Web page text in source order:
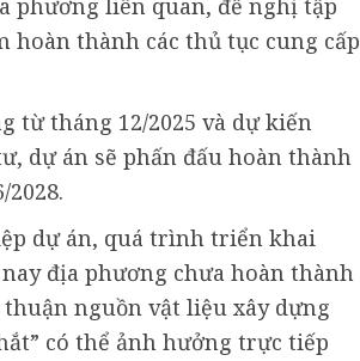
phương liên quan, đề nghị tập
thành các thủ tục cung cấp
từ tháng 12/2025 và dự kiến
dự án sẽ phấn đấu hoàn thành
dự án, quá trình triển khai
địa phương chưa hoàn thành
nguồn vật liệu xây dựng
có thể ảnh hưởng trực tiếp